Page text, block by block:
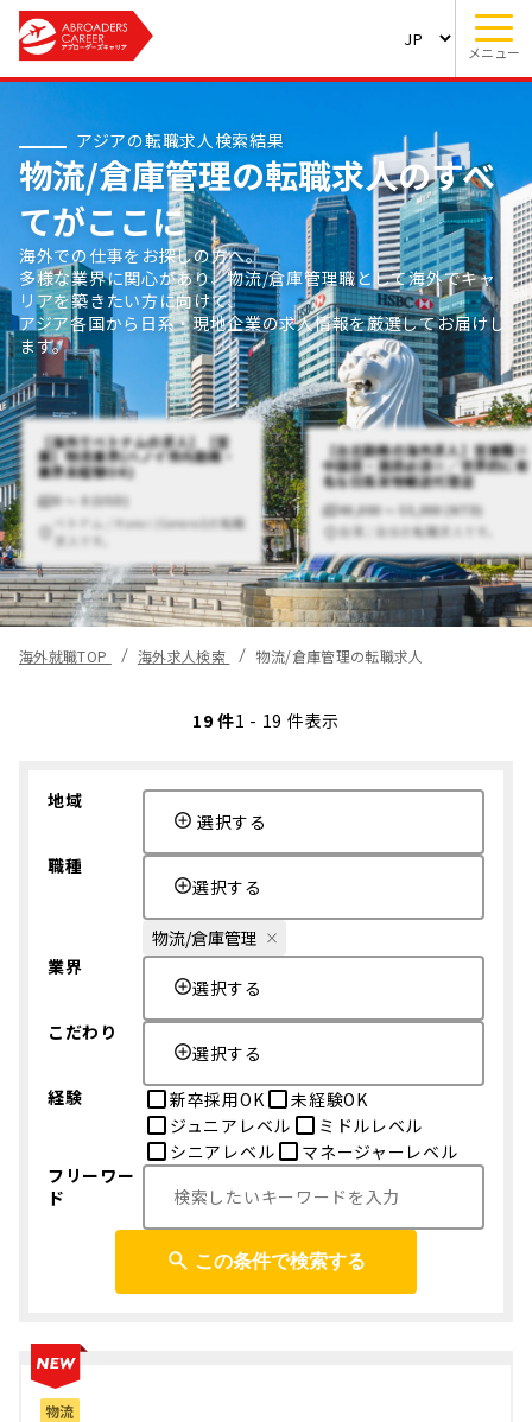
メニュー
アジアの転職求人検索結果
物流/倉庫管理の転職求人のすべ
てがここに
海外での仕事をお探しの方へ。
多様な業界に関心があり、物流/倉庫管理職として海外でキャ
リアを築きたい方に向けて、
アジア各国から日系・現地企業の求人情報を厳選してお届けし
ます。
【海外でベトナムの求人】【営
業】物流業界(ハノイ市内勤務・
業界未経験OK)
0 〜 0 (USD)
ベトナム / Hanoi (General)の転職
求人です。
【台北勤務の海外求人】営業職※
中国語・英語必須※／世界的に有
名な日系貨物輸送代理店
40,000 〜 55,000 (NTD)
台湾 / 台北の転職求人です。
海外就職TOP 海外求人検索 物流/倉庫管理の転職求人
19 件1 - 19 件表示
地域
選択する
職種
選択する
物流/倉庫管理
業界
選択する
こだわり
選択する
経験
新卒採用OK
未経験OK
ジュニアレベル
ミドルレベル
シニアレベル
マネージャーレベル
フリーワー
ド
この条件で検索する
物流